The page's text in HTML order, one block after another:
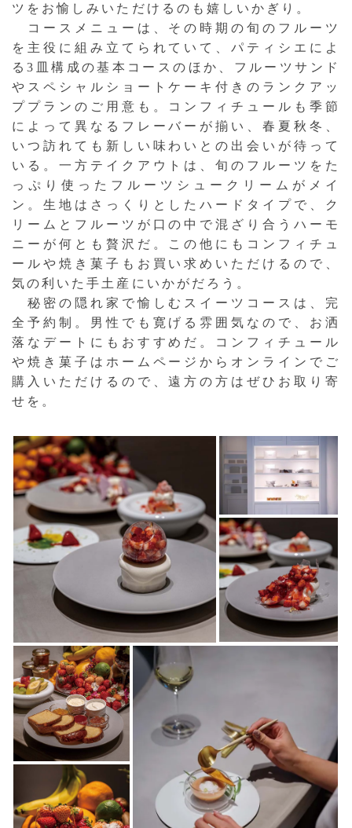
ツをお愉しみいただけるのも嬉しいかぎり。
コースメニューは、その時期の旬のフルーツ
を主役に組み立てられていて、パティシエによ
る3皿構成の基本コースのほか、フルーツサンド
やスペシャルショートケーキ付きのランクアッ
ププランのご用意も。コンフィチュールも季節
によって異なるフレーバーが揃い、春夏秋冬、
いつ訪れても新しい味わいとの出会いが待って
いる。一方テイクアウトは、旬のフルーツをた
っぷり使ったフルーツシュークリームがメイ
ン。生地はさっくりとしたハードタイプで、ク
リームとフルーツが口の中で混ざり合うハーモ
ニーが何とも贅沢だ。この他にもコンフィチュ
ールや焼き菓子もお買い求めいただけるので、
気の利いた手土産にいかがだろう。
秘密の隠れ家で愉しむスイーツコースは、完
全予約制。男性でも寛げる雰囲気なので、お洒
落なデートにもおすすめだ。コンフィチュール
や焼き菓子はホームページからオンラインでご
購入いただけるので、遠方の方はぜひお取り寄
せを。